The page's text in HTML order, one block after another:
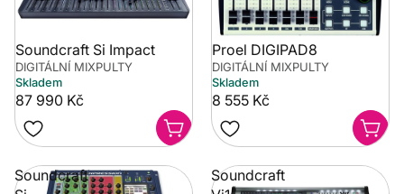
Soundcraft Si Impact
DIGITÁLNÍ MIXPULTY
Skladem
87 990 Kč
Proel DIGIPAD8
DIGITÁLNÍ MIXPULTY
Skladem
8 555 Kč
Soundcraft
Soundcraft